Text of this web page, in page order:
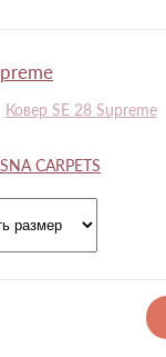
CARPETS